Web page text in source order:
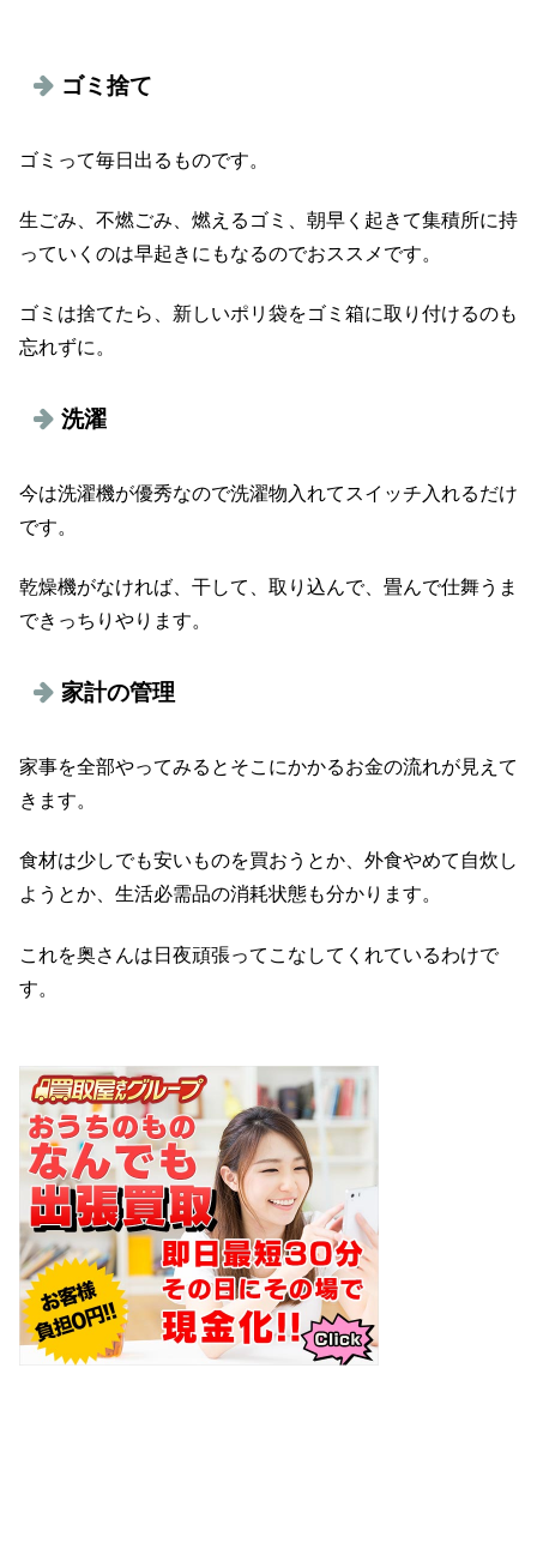
ゴミ捨て
ゴミって毎日出るものです。
生ごみ、不燃ごみ、燃えるゴミ、朝早く起きて集積所に持
っていくのは早起きにもなるのでおススメです。
ゴミは捨てたら、新しいポリ袋をゴミ箱に取り付けるのも
忘れずに。
洗濯
今は洗濯機が優秀なので洗濯物入れてスイッチ入れるだけ
です。
乾燥機がなければ、干して、取り込んで、畳んで仕舞うま
できっちりやります。
家計の管理
家事を全部やってみるとそこにかかるお金の流れが見えて
きます。
食材は少しでも安いものを買おうとか、外食やめて自炊し
ようとか、生活必需品の消耗状態も分かります。
これを奥さんは日夜頑張ってこなしてくれているわけで
す。